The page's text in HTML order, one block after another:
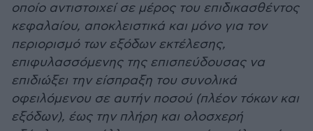
οποίο αντιστοιχεί σε μέρος του επιδικασθέντος
κεφαλαίου, αποκλειστικά και μόνο για τον
περιορισμό των εξόδων εκτέλεσης,
επιφυλασσόμενης της επισπεύδουσας να
επιδιώξει την είσπραξη του συνολικά
οφειλόμενου σε αυτήν ποσού (πλέον τόκων και
εξόδων), έως την πλήρη και ολοσχερή